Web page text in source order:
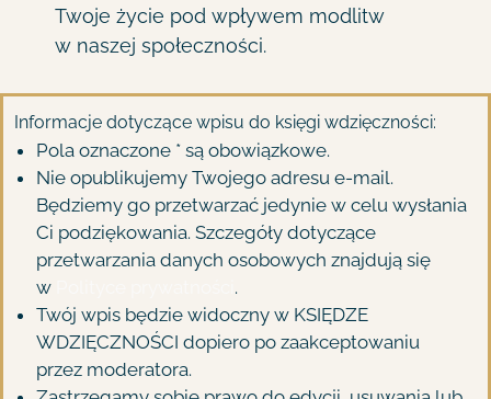
Twoje życie pod wpływem modlitw
w naszej społeczności.
Informacje dotyczące wpisu do księgi wdzięczności:
Pola oznaczone * są obowiązkowe.
Nie opublikujemy Twojego adresu e-mail.
Będziemy go przetwarzać jedynie w celu wysłania
Ci podziękowania. Szczegóły dotyczące
przetwarzania danych osobowych znajdują się
w
.
Twój wpis będzie widoczny w KSIĘDZE
WDZIĘCZNOŚCI dopiero po zaakceptowaniu
przez moderatora.